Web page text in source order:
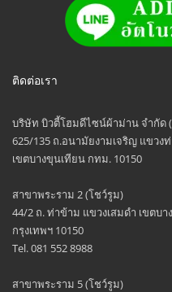
ติดต่อเรา
บริษัท บิวตี้โฮมดีไซน์ผ้าม่าน จำกัด
625/135 ถ.อนามัยงามเจริญ แขวง
เขตบางขุนเทียน กทม. 10150
สาขาพระราม 2 (โชว์รูม)
44/2 ถ. ท่าข้าม แขวงเสมดำ เขตบ
กรุงเทพฯ 10150
Tel. 081 552 8988
สาขาพระราม 5 (โชว์รูม)